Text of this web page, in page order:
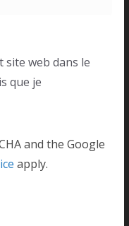
web dans le
que je
and the Google
apply.